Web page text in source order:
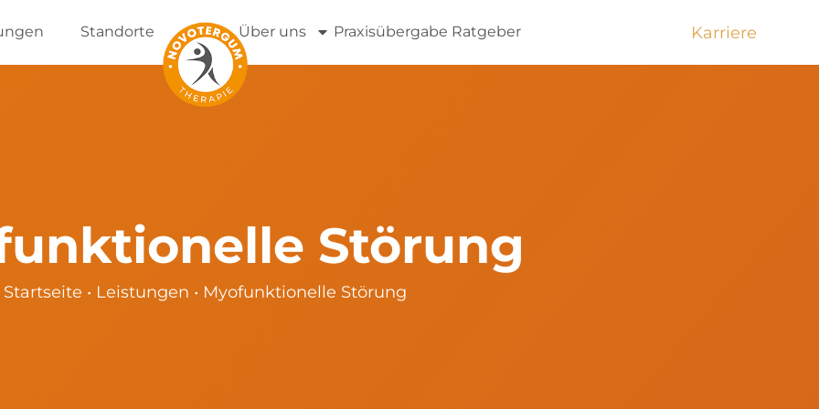
Standorte Über uns Praxisübergabe Ratgeber Karriere
Störung
Startseite • Leistungen • Myofunktionelle Störung